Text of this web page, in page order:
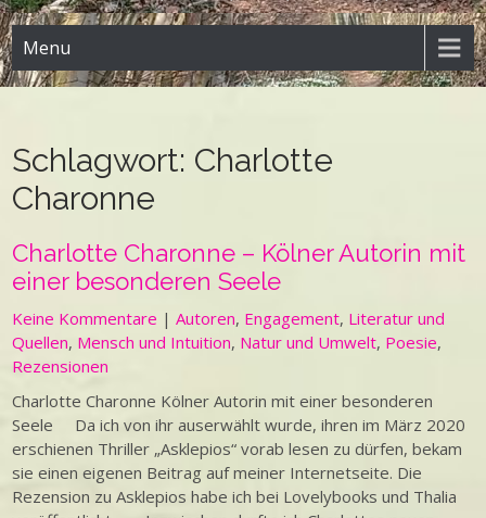
Menu
Schlagwort: Charlotte
Charonne
Charlotte Charonne – Kölner Autorin mit
einer besonderen Seele
Keine Kommentare |Autoren, Engagement, Literatur und
Quellen, Mensch und Intuition, Natur und Umwelt, Poesie,
Rezensionen
Charlotte Charonne Kölner Autorin mit einer besonderen
Seele Da ich von ihr auserwählt wurde, ihren im März 2020
erschienen Thriller „Asklepios“ vorab lesen zu dürfen, bekam
sie einen eigenen Beitrag auf meiner Internetseite. Die
Rezension zu Asklepios habe ich bei Lovelybooks und Thalia